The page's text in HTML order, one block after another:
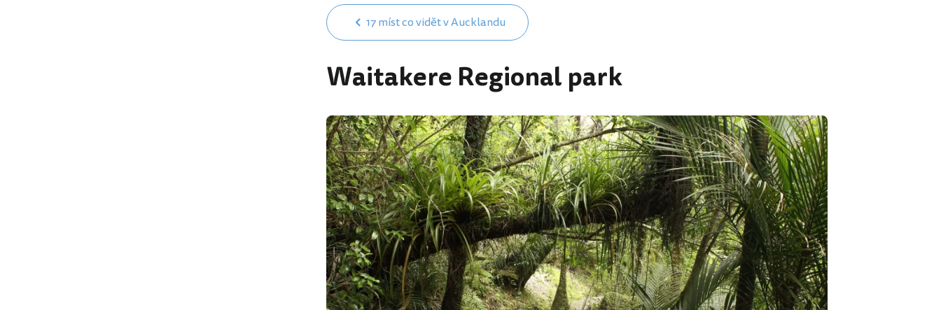
17 míst co vidět v Aucklandu
Waitakere Regional park